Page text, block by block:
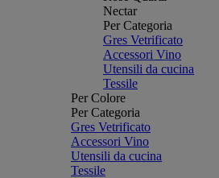
Nectar
Per Categoria
Gres Vetrificato
Accessori Vino
Utensili da cucina
Tessile
Per Colore
Per Categoria
Gres Vetrificato
Accessori Vino
Utensili da cucina
Tessile